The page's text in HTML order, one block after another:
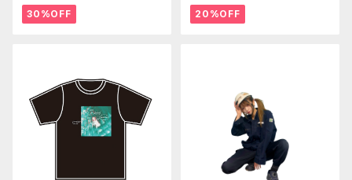
30%OFF 20%OFF